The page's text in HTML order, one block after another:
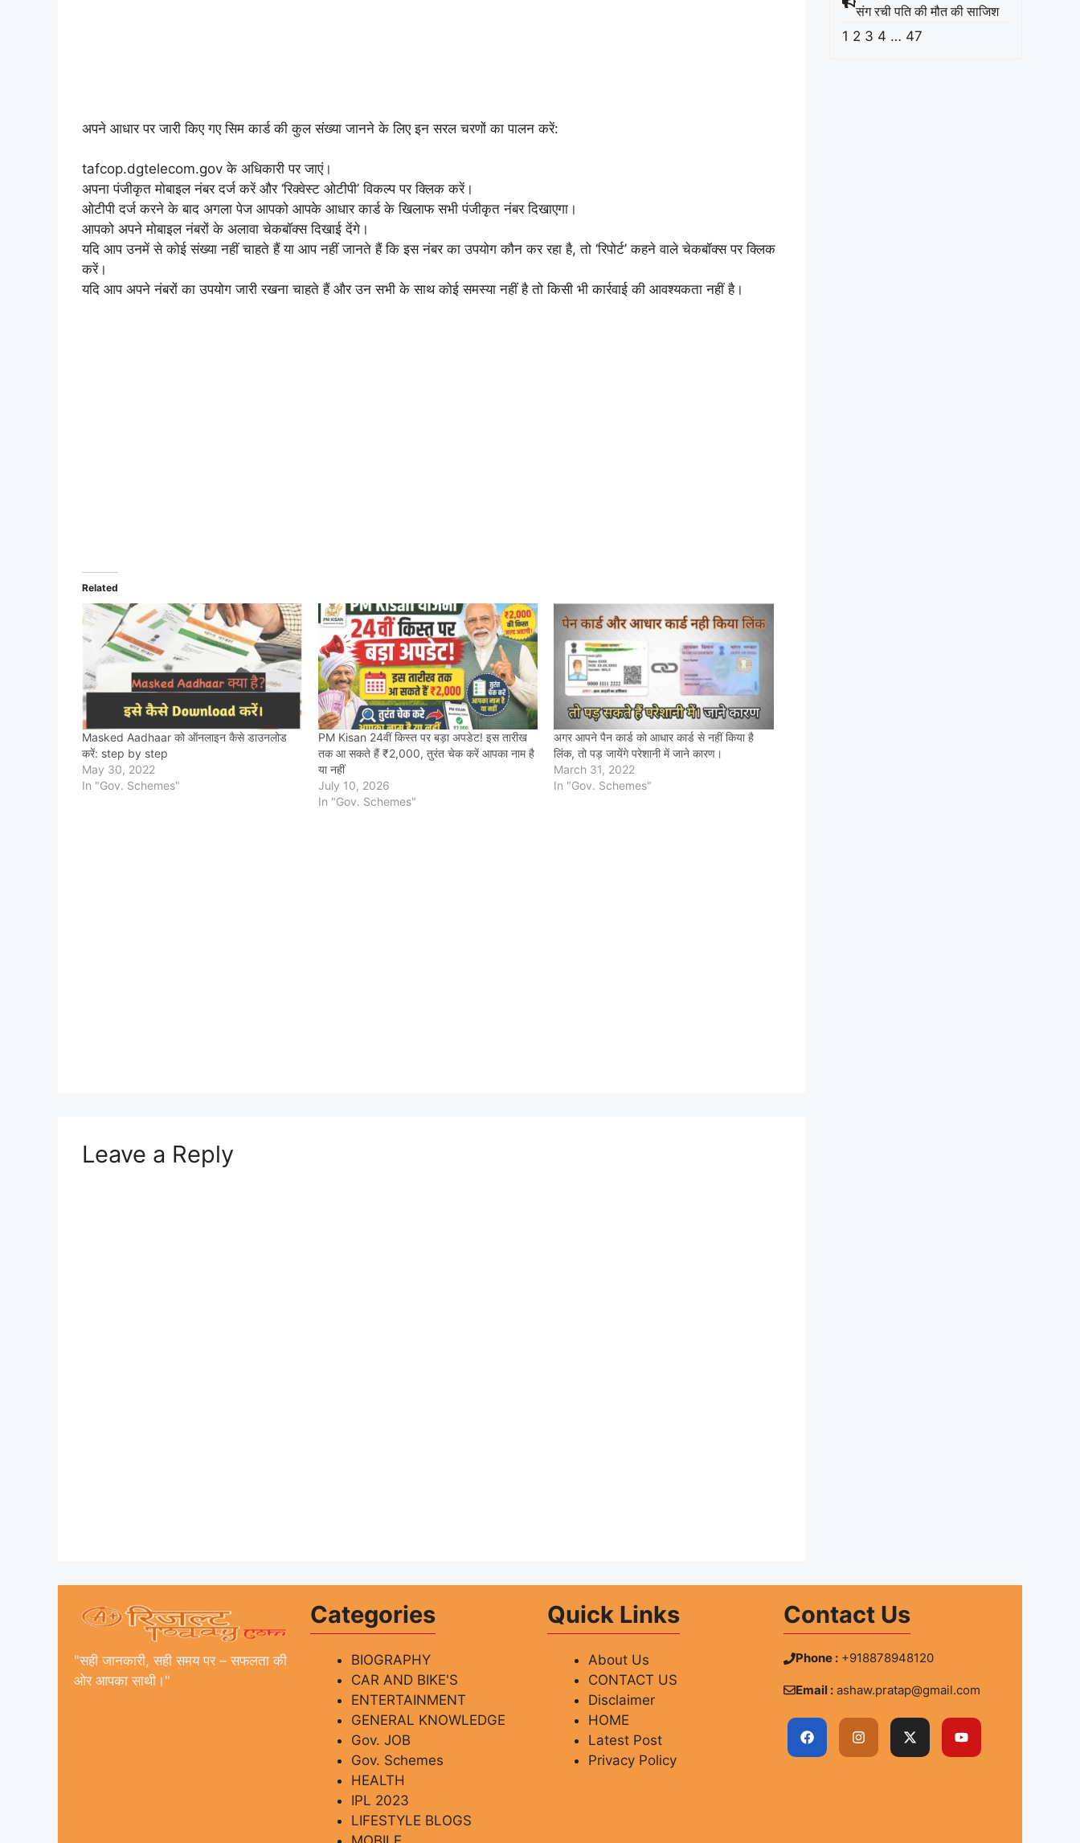
अपने आधार पर जारी किए गए सिम कार्ड की कुल संख्या जानने के लिए इन सरल चरणों का पालन करें:
tafcop.dgtelecom.gov के अधिकारी पर जाएं।
अपना पंजीकृत मोबाइल नंबर दर्ज करें और ‘रिक्वेस्ट ओटीपी’ विकल्प पर क्लिक करें।
ओटीपी दर्ज करने के बाद अगला पेज आपको आपके आधार कार्ड के खिलाफ सभी पंजीकृत नंबर दिखाएगा।
आपको अपने मोबाइल नंबरों के अलावा चेकबॉक्स दिखाई देंगे।
यदि आप उनमें से कोई संख्या नहीं चाहते हैं या आप नहीं जानते हैं कि इस नंबर का उपयोग कौन कर रहा है, तो ‘रिपोर्ट’ कहने वाले चेकबॉक्स पर क्लिक
करें।
यदि आप अपने नंबरों का उपयोग जारी रखना चाहते हैं और उन सभी के साथ कोई समस्या नहीं है तो किसी भी कार्रवाई की आवश्यकता नहीं है।
Related
Masked Aadhaar को ऑनलाइन कैसे डाउनलोड
करें: step by step
May 30, 2022
In "Gov. Schemes"
PM Kisan 24वीं किस्त पर बड़ा अपडेट! इस तारीख
तक आ सकते हैं ₹2,000, तुरंत चेक करें आपका नाम है
या नहीं
July 10, 2026
In "Gov. Schemes"
अगर आपने पैन कार्ड को आधार कार्ड से नहीं किया है
लिंक, तो पड़ जायेंगे परेशानी में जाने कारण।
March 31, 2022
In "Gov. Schemes"
Leave a Reply
संग रची पति की मौत की साजिश
1 2 3 4 … 47
"सही जानकारी, सही समय पर – सफलता की
ओर आपका साथी।"
Categories
BIOGRAPHY
CAR AND BIKE'S
ENTERTAINMENT
GENERAL KNOWLEDGE
Gov. JOB
Gov. Schemes
HEALTH
IPL 2023
LIFESTYLE BLOGS
Quick Links
About Us
CONTACT US
Disclaimer
HOME
Latest Post
Privacy Policy
Contact Us
Phone : +918878948120
Email : ashaw.pratap@gmail.com